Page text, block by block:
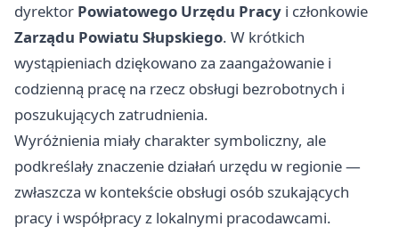
dyrektor Powiatowego Urzędu Pracy i członkowie
Zarządu Powiatu Słupskiego. W krótkich
wystąpieniach dziękowano za zaangażowanie i
codzienną pracę na rzecz obsługi bezrobotnych i
poszukujących zatrudnienia.
Wyróżnienia miały charakter symboliczny, ale
podkreślały znaczenie działań urzędu w regionie —
zwłaszcza w kontekście obsługi osób szukających
pracy i współpracy z lokalnymi pracodawcami.